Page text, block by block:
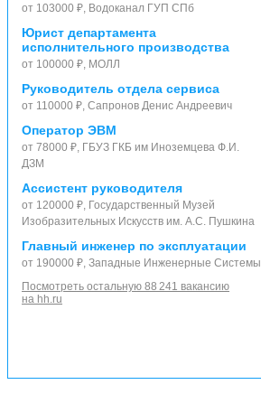
от 103000 ₽, Водоканал ГУП СПб
Юрист департамента
исполнительного производства
от 100000 ₽, МОЛЛ
Руководитель отдела сервиса
от 110000 ₽, Сапронов Денис Андреевич
Оператор ЭВМ
от 78000 ₽, ГБУЗ ГКБ им Иноземцева Ф.И.
ДЗМ
Ассистент руководителя
от 120000 ₽, Государственный Музей
Изобразительных Искусств им. А.С. Пушкина
Главный инженер по эксплуатации
от 190000 ₽, Западные Инженерные Системы
Посмотреть остальную 88 241 вакансию
на hh.ru